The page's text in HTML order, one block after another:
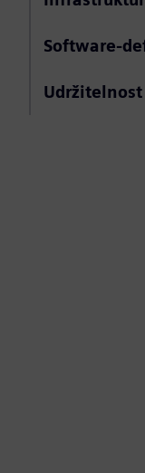
Software-
Udržitelnost